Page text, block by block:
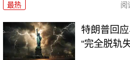
最热 阅
特朗普回应
“完全脱轨